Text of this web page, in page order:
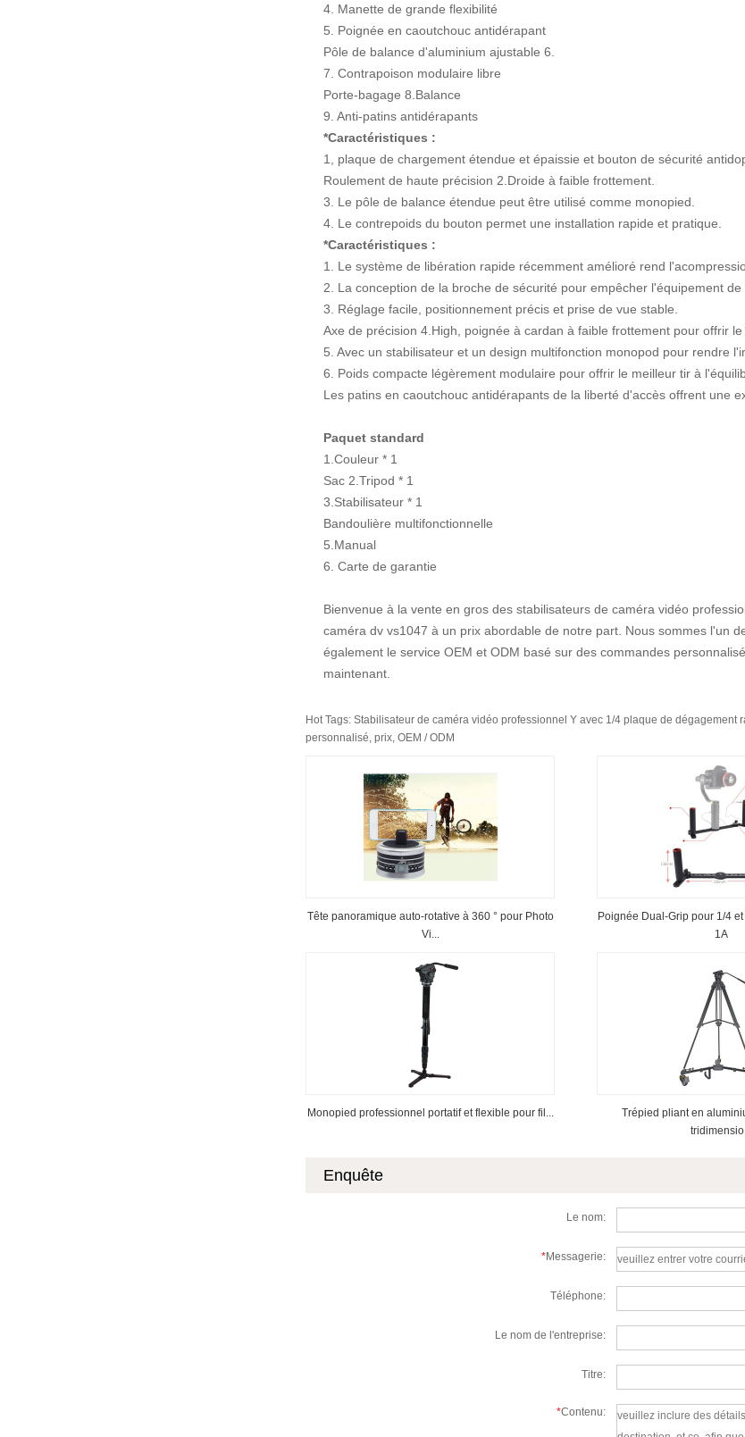
4. Manette de grande flexibilité
5. Poignée en caoutchouc antidérapant
Pôle de balance d'aluminium ajustable 6.
7. Contrapoison modulaire libre
Porte-bagage 8.Balance
9. Anti-patins antidérapants
*Caractéristiques :
1, plaque de chargement étendue et épaissie et bouton de sécurité
Roulement de haute précision 2.Droide à faible frottement.
3. Le pôle de balance étendue peut être utilisé comme monopied.
4. Le contrepoids du bouton permet une installation rapide et pratique.
*Caractéristiques :
1. Le système de libération rapide récemment amélioré rend
2. La conception de la broche de sécurité pour empêcher l'équipement de
3. Réglage facile, positionnement précis et prise de vue stable.
Axe de précision 4.High, poignée à cardan à faible frottement pour offrir
5. Avec un stabilisateur et un design multifonction monopod pour rendre
6. Poids compacte légèrement modulaire pour offrir le meilleur tir à
Les patins en caoutchouc antidérapants de la liberté d'accès offrent une
Paquet standard
1.Couleur * 1
Sac 2.Tripod * 1
3.Stabilisateur * 1
Bandoulière multifonctionnelle
5.Manual
6. Carte de garantie
Bienvenue à la vente en gros des stabilisateurs de caméra vidéo
caméra dv vs1047 à un prix abordable de notre part. Nous sommes l'un
également le service OEM et ODM basé sur des commandes
maintenant.
Hot Tags: Stabilisateur de caméra vidéo professionnel Y avec 1/4 plaque de
personnalisé, prix, OEM / ODM
Tête panoramique auto-rotative à 360 ° pour Photo
Vi...
Poignée Dual-Grip pour 1/4
1A
Monopied professionnel portatif et flexible pour fil...
Trépied pliant en
Enquête
Le nom:
*Messagerie:
Téléphone:
Le nom de l'entreprise:
Titre:
*Contenu: